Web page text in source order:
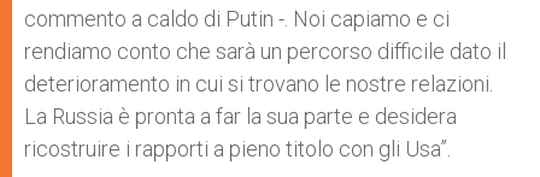
commento a caldo di Putin -. Noi capiamo e ci
rendiamo conto che sarà un percorso difficile dato il
deterioramento in cui si trovano le nostre relazioni.
La Russia è pronta a far la sua parte e desidera
ricostruire i rapporti a pieno titolo con gli Usa”.